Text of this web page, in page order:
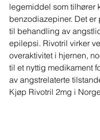
legemiddel som tilhører
benzodiazepiner. Det
til behandling av
epilepsi. Rivotril virker
overaktivitet i hjernen,
til et nyttig medikament
av angstrelaterte
Kjøp Rivotril 2mg i